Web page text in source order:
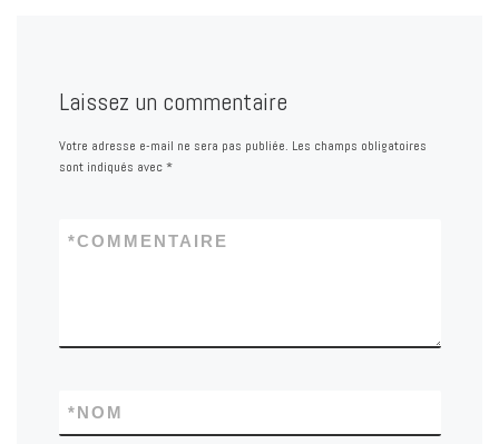
Laissez un commentaire
Votre adresse e-mail ne sera pas publiée. Les champs obligatoires
sont indiqués avec*
COMMENTAIRE
*
NOM
*